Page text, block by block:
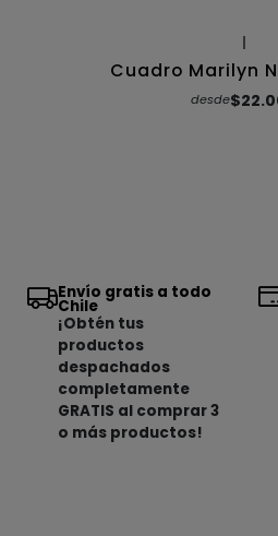
Cuadro Marilyn
desde
Envío gratis a todo
Chile
¡Obtén tus
productos
despachados
completamente
GRATIS al comprar 3
o más productos!